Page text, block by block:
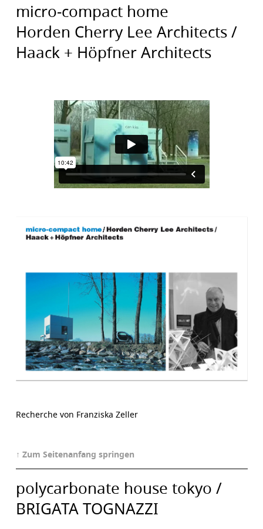
micro-compact home
Horden Cherry Lee Architects /
Haack + Höpfner Architects
Recherche von Franziska Zeller
↑ Zum Seitenanfang springen
polycarbonate house tokyo /
BRIGATA TOGNAZZI